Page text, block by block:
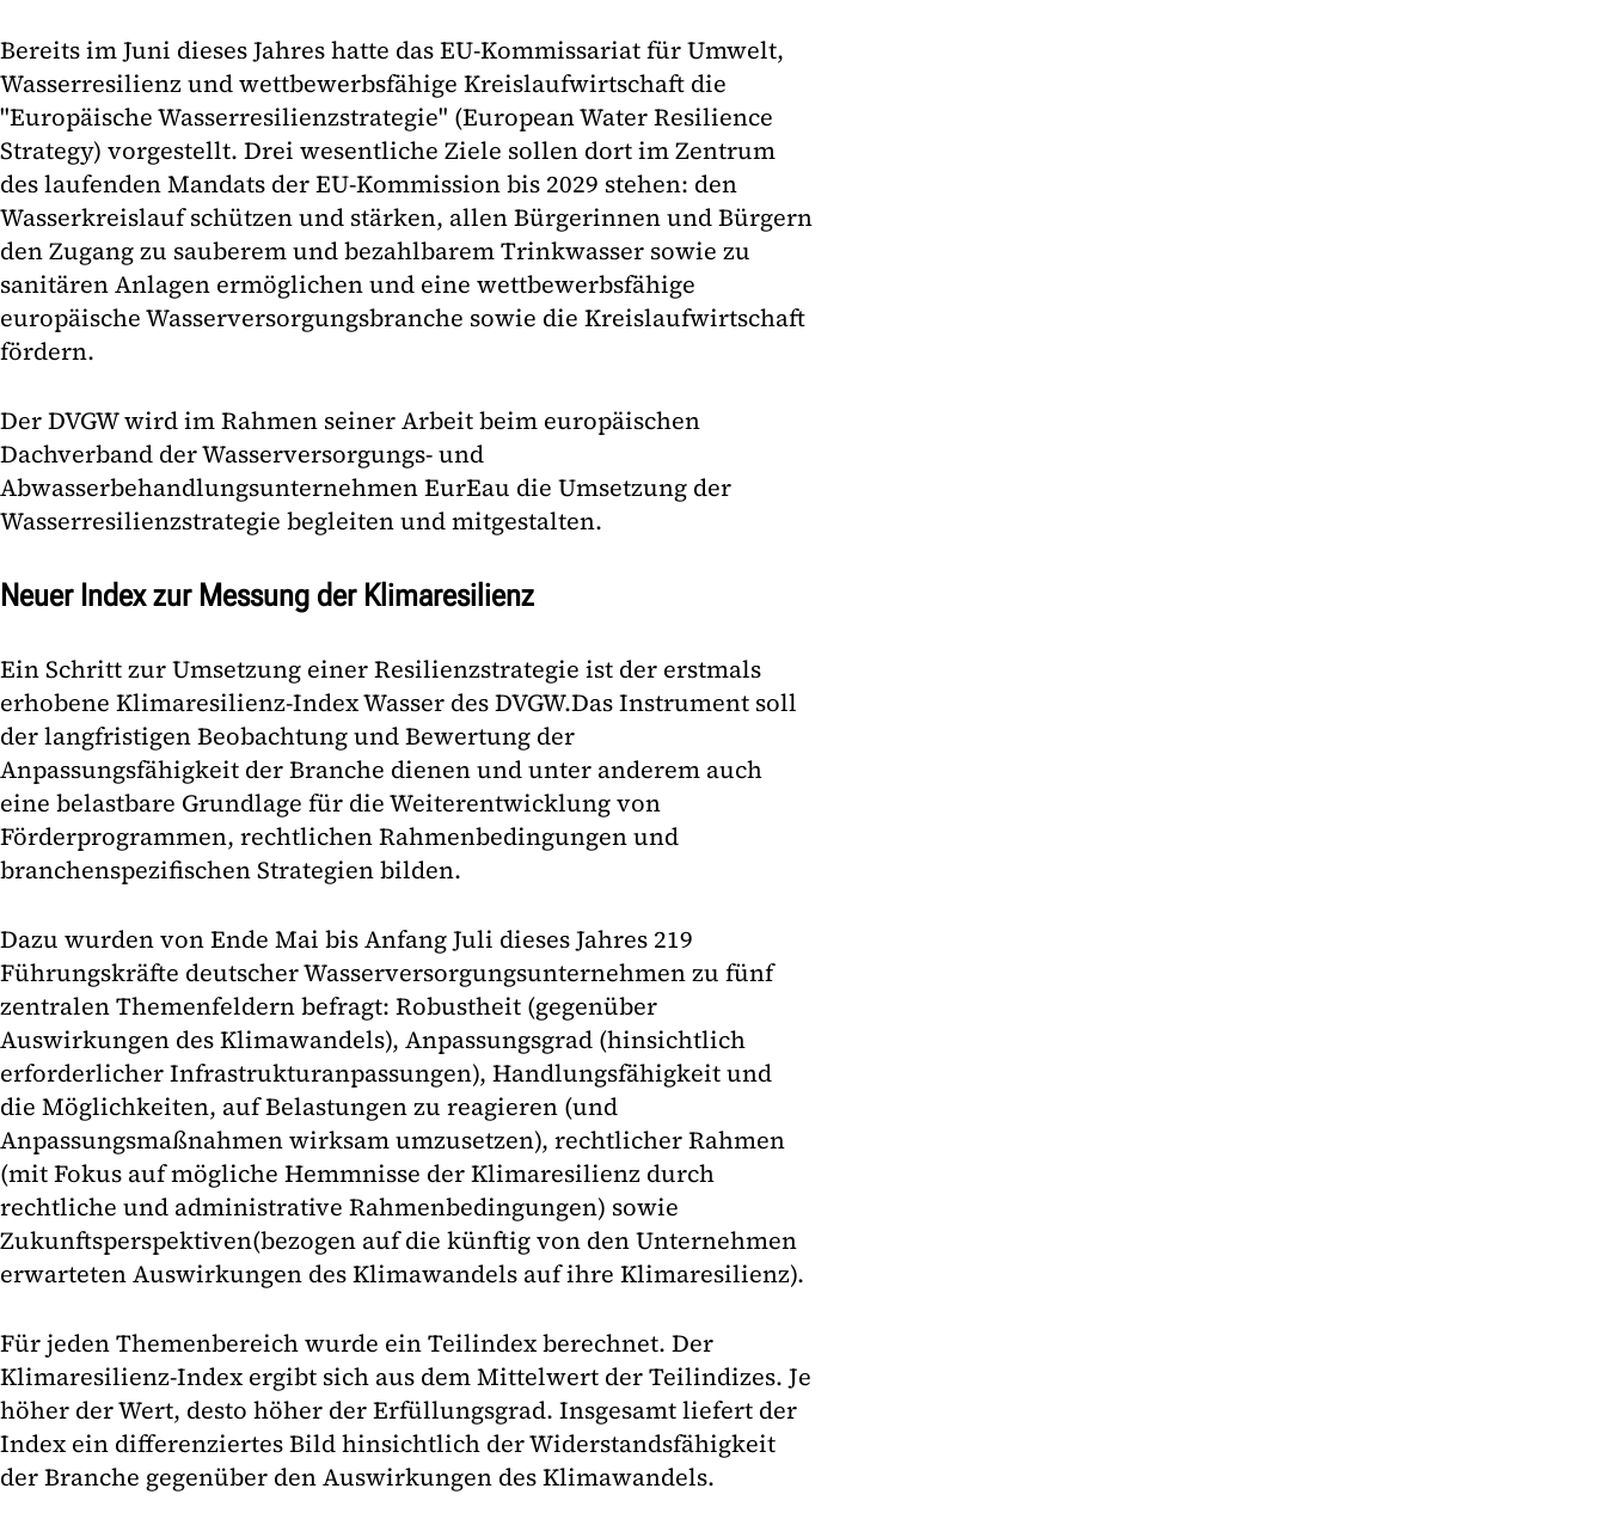
Bereits im Juni dieses Jahres hatte das EU-Kommissariat für Umwelt,
Wasserresilienz und wettbewerbsfähige Kreislaufwirtschaft die
"Europäische Wasserresilienzstrategie" (European Water Resilience
Strategy) vorgestellt. Drei wesentliche Ziele sollen dort im Zentrum
des laufenden Mandats der EU-Kommission bis 2029 stehen: den
Wasserkreislauf schützen und stärken, allen Bürgerinnen und Bürgern
den Zugang zu sauberem und bezahlbarem Trinkwasser sowie zu
sanitären Anlagen ermöglichen und eine wettbewerbsfähige
europäische Wasserversorgungsbranche sowie die Kreislaufwirtschaft
fördern.
Der DVGW wird im Rahmen seiner Arbeit beim europäischen
Dachverband der Wasserversorgungs- und
Abwasserbehandlungsunternehmen EurEau die Umsetzung der
Wasserresilienzstrategie begleiten und mitgestalten.
Neuer Index zur Messung der Klimaresilienz
Ein Schritt zur Umsetzung einer Resilienzstrategie ist der erstmals
erhobene Klimaresilienz-Index Wasser des DVGW.Das Instrument soll
der langfristigen Beobachtung und Bewertung der
Anpassungsfähigkeit der Branche dienen und unter anderem auch
eine belastbare Grundlage für die Weiterentwicklung von
Förderprogrammen, rechtlichen Rahmenbedingungen und
branchenspezifischen Strategien bilden.
Dazu wurden von Ende Mai bis Anfang Juli dieses Jahres 219
Führungskräfte deutscher Wasserversorgungsunternehmen zu fünf
zentralen Themenfeldern befragt: Robustheit (gegenüber
Auswirkungen des Klimawandels), Anpassungsgrad (hinsichtlich
erforderlicher Infrastrukturanpassungen), Handlungsfähigkeit und
die Möglichkeiten, auf Belastungen zu reagieren (und
Anpassungsmaßnahmen wirksam umzusetzen), rechtlicher Rahmen
(mit Fokus auf mögliche Hemmnisse der Klimaresilienz durch
rechtliche und administrative Rahmenbedingungen) sowie
Zukunftsperspektiven(bezogen auf die künftig von den Unternehmen
erwarteten Auswirkungen des Klimawandels auf ihre Klimaresilienz).
Für jeden Themenbereich wurde ein Teilindex berechnet. Der
Klimaresilienz-Index ergibt sich aus dem Mittelwert der Teilindizes. Je
höher der Wert, desto höher der Erfüllungsgrad. Insgesamt liefert der
Index ein differenziertes Bild hinsichtlich der Widerstandsfähigkeit
der Branche gegenüber den Auswirkungen des Klimawandels.